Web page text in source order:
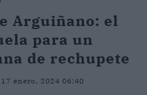
Arguiñano: el
para un
de rechupete
17 enero, 2024 06:40